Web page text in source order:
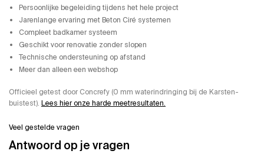
Persoonlijke begeleiding tijdens het hele project
Jarenlange ervaring met Beton Ciré systemen
Compleet badkamer systeem
Geschikt voor renovatie zonder slopen
Technische ondersteuning op afstand
Meer dan alleen een webshop
Officieel getest door Concrefy (0 mm waterindringing bij de Karsten-
buistest). Lees hier onze harde meetresultaten.
Veel gestelde vragen
Antwoord op je vragen